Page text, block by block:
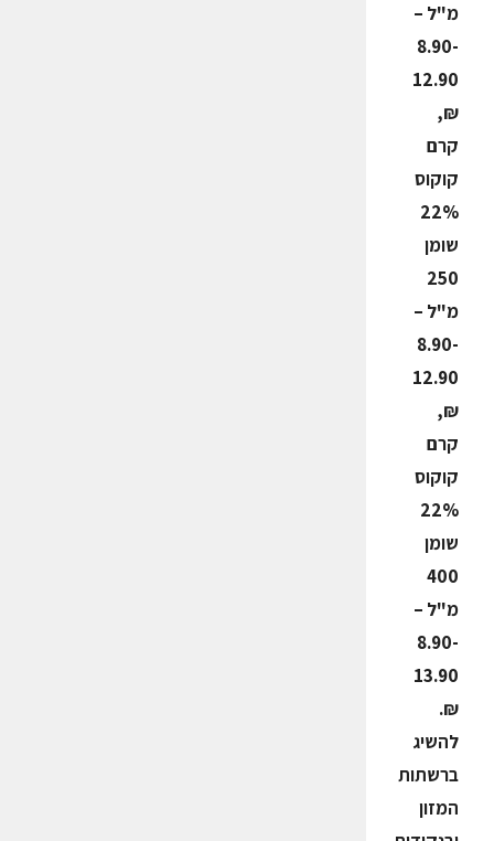
מ"ל –
8.90-
12.90
₪,
קרם
קוקוס
22%
שומן
250
מ"ל –
8.90-
12.90
₪,
קרם
קוקוס
22%
שומן
400
מ"ל –
8.90-
13.90
₪.
להשיג
ברשתות
המזון